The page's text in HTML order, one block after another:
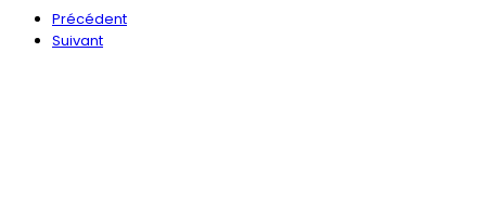
Précédent
Suivant